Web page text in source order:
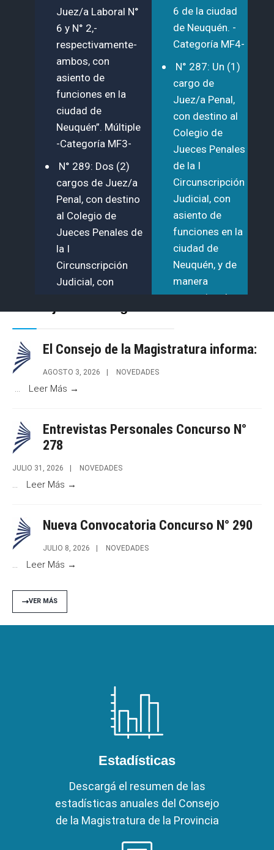
Novedades
Conocé las últimas noticias del
El Consejo de la Magistratura informa:
AGOSTO 3, 2026 | NOVEDADES
... Leer Más →
Entrevistas Personales Concurso N°
278
JULIO 31, 2026 | NOVEDADES
... Leer Más →
Nueva Convocatoria Concurso N° 290
JULIO 8, 2026 | NOVEDADES
... Leer Más →
VER MÁS
Estadísticas
Descargá el resumen de las
estadísticas anuales del Consejo
de la Magistratura de la Provincia